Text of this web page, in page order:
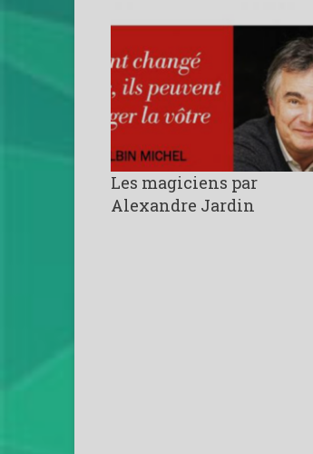
Les magiciens par
Alexandre Jardin